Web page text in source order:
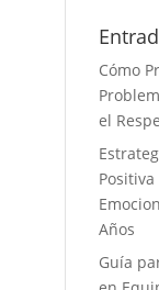
Cómo
el
Años
Guía